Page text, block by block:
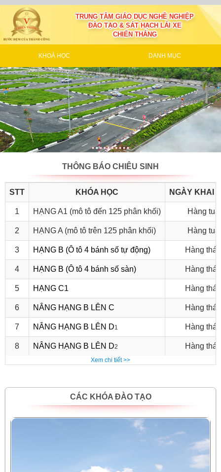
TRUNG TÂM GIÁO DỤC NGHỀ NGHIỆP
ĐÀO TẠO & SÁT HẠCH LÁI XE
CHIẾN THẮNG
KHOÁ HỌC DANH MỤC
THÔNG BÁO CHIÊU SINH
STT KHÓA HỌC NGÀY KHAI
1 HẠNG A1 (mô tô đến 125 phân khối) Hàng
2 HẠNG A (mô tô trên 125 phân khối) Hàng
3 HẠNG B (Ô tô 4 bánh số tự động) Hàng
4 HẠNG B (Ô tô 4 bánh số sàn) Hàng
5 HẠNG C1 Hàng
6 NÂNG HẠNG B LÊN C Hàng
7 NÂNG HẠNG B LÊN D1 Hàng
8 NÂNG HẠNG B LÊN D2 Hàng
Xem chi tiết >>
CÁC KHÓA ĐÀO TẠO